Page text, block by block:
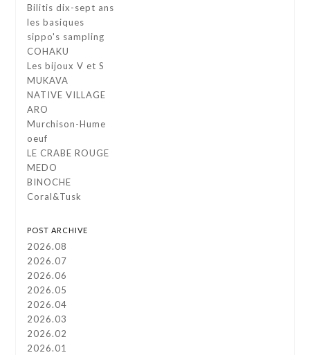
Bilitis dix-sept ans
les basiques
sippo's sampling
COHAKU
Les bijoux V et S
MUKAVA
NATIVE VILLAGE
ARO
Murchison-Hume
oeuf
LE CRABE ROUGE
MEDO
BINOCHE
Coral&Tusk
POST ARCHIVE
2026.08
2026.07
2026.06
2026.05
2026.04
2026.03
2026.02
2026.01